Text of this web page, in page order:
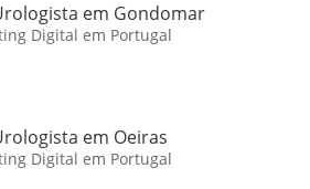
em Gondomar
Digital em Portugal
em Oeiras
Digital em Portugal